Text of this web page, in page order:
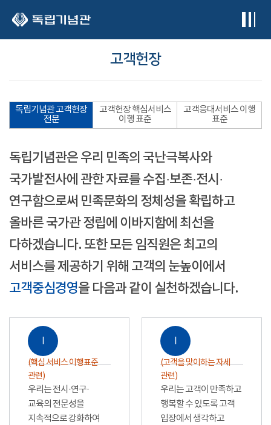
고객헌장
독립기념관 고객헌장
전문
고객헌장 핵심서비스
이행 표준
고객응대서비스 이행
표준
독립기념관은 우리 민족의 국난극복사와
국가발전사에 관한 자료를 수집·보존·전시·
연구함으로써 민족문화의 정체성을 확립하고
올바른 국가관 정립에 이바지함에 최선을
다하겠습니다. 또한 모든 임직원은 최고의
서비스를 제공하기 위해 고객의 눈높이에서
고객중심경영을 다음과 같이 실천하겠습니다.
Ⅰ
(핵심 서비스 이행표준
관련)
우리는 전시·연구·
교육의 전문성을
지속적으로 강화하여
Ⅰ
(고객을 맞이하는 자세
관련)
우리는 고객이 만족하고
행복할 수 있도록 고객
입장에서 생각하고